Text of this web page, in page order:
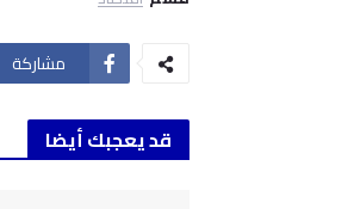
مشاركة
قد يعجبك أيضا